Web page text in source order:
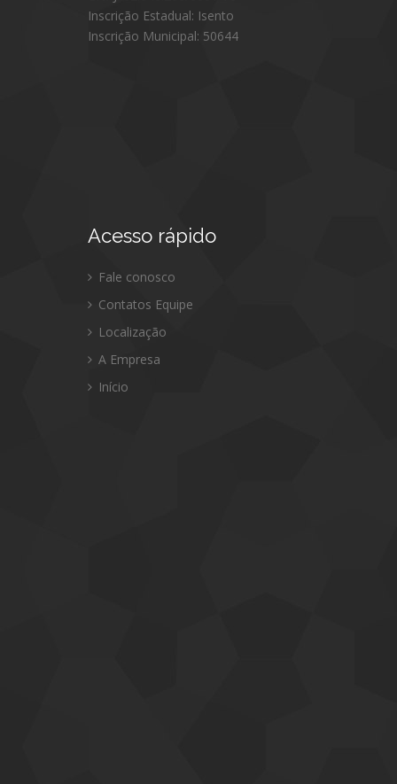
Inscrição Estadual: Isento
Inscrição Municipal: 50644
Acesso rápido
Fale conosco
Contatos Equipe
Localização
A Empresa
Início